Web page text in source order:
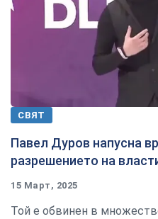
СВЯТ
Павел Дуров напусна
разрешението на
15 Март, 2025
Той е обвинен в